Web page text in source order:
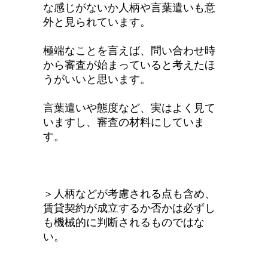
な感じがないか人柄や言葉遣いも意
外と見られています。
極端なことを言えば、問い合わせ時
から審査が始まっていると考えたほ
うがいいと思います。
言葉遣いや態度など、実はよく見て
いますし、審査の材料にしていま
す。
＞人柄などが考慮される点も含め、
賃貸契約が成立するか否かは必ずし
も機械的に判断されるものではな
い。